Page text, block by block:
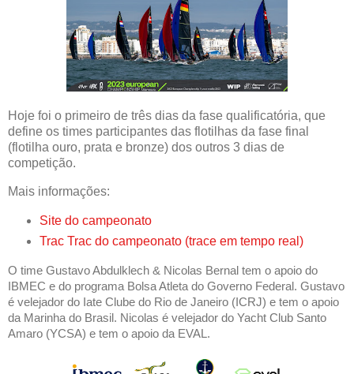
Hoje foi o primeiro de três dias da fase qualificatória, que
define os times participantes das flotilhas da fase final
(flotilha ouro, prata e bronze) dos outros 3 dias de
competição.
Mais informações:
Site do campeonato
Trac Trac do campeonato (trace em tempo real)
O time Gustavo Abdulklech & Nicolas Bernal tem o apoio do
IBMEC e do programa Bolsa Atleta do Governo Federal. Gustavo
é velejador do Iate Clube do Rio de Janeiro (ICRJ) e tem o apoio
da Marinha do Brasil. Nicolas é velejador do Yacht Club Santo
Amaro (YCSA) e tem o apoio da EVAL.